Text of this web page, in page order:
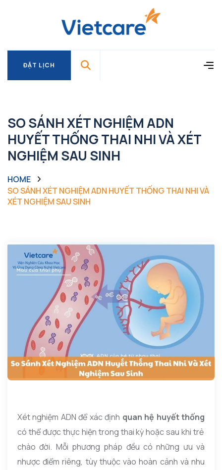
ĐẶT LỊCH
SO SÁNH XÉT NGHIỆM ADN
HUYẾT THỐNG THAI NHI VÀ XÉT
NGHIỆM SAU SINH
HOME
SO SÁNH XÉT NGHIỆM ADN HUYẾT THỐNG THAI NHI VÀ
XÉT NGHIỆM SAU SINH
Xét nghiệm ADN để xác định quan hệ huyết thống
có thể được thực hiện trong thai kỳ hoặc sau khi trẻ
chào đời. Mỗi phương pháp đều có những ưu và
nhược điểm riêng, tùy thuộc vào hoàn cảnh và nhu